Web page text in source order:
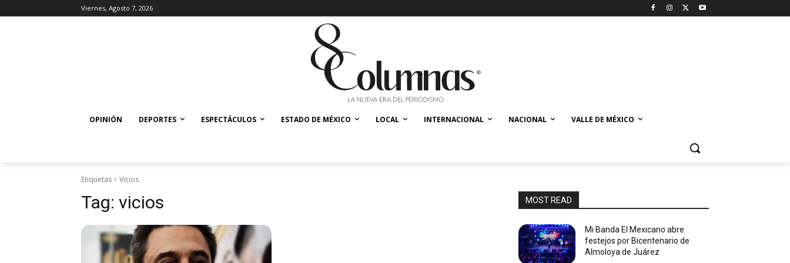
Viernes, Agosto 7, 2026
OPINIÓN DEPORTES ESPECTÁCULOS ESTADO DE MÉXICO LOCAL INTERNACIONAL NACIONAL VALLE DE MÉXICO
Etiquetas Vicios
Tag: vicios MOST READ
Mi Banda El Mexicano abre
festejos por Bicentenario de
Almoloya de Juárez